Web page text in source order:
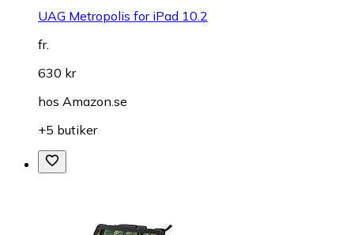
UAG Metropolis for iPad 10.2
fr.
630 kr
hos Amazon.se
+5 butiker